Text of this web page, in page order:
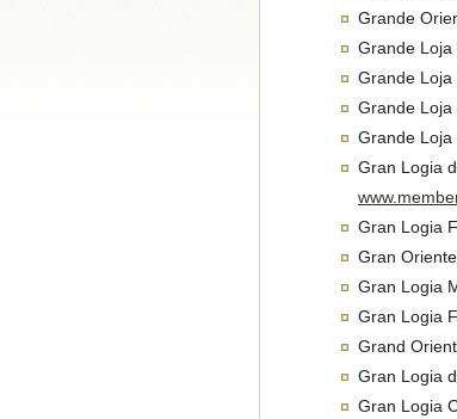
Grande
Grande Loja
Grande Loja
Grande Loja
Grande Loja
Gran Logia
Gran Logia
Gran
Gran Logia
Gran Logia
Grand
Gran Logia
Gran Logia